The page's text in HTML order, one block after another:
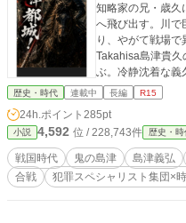
知略家の兄・歳久
へ飛び出す。川で
り、やがて戦場
Takahisa島津貴久
ぶ。冷静沈着な義
と機動戦を得意と
死闘「木崎原の戦
弘。 そして九州
戦い」。 圧倒的
笑う。 「斬りが
く鬼島津。 その
歴史・時代 連載中 長編 R15
24h.ポイント 285pt
小説 4,592 位 / 228,743件 歴史・時
戦国時代 鬼の島津 島津義弘
合戦
犯罪スペシャリスト集団×